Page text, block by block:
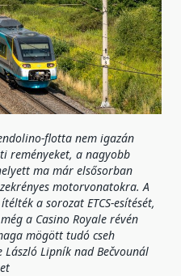
flotta nem igazán
reményeket, a nagyobb
ma már elsősorban
motorvonatokra. A
a sorozat ETCS-esítését,
a Casino Royale révén
mögött tudó cseh
László Lipník nad Bečvounál